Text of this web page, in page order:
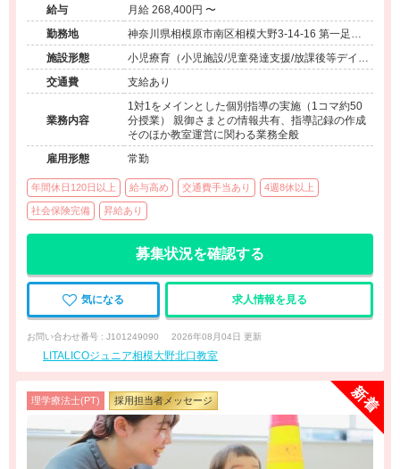
給与
月給 268,400円 〜
勤務地
神奈川県相模原市南区相模大野3-14-16 第一足立
ビル5F
施設形態
小児療育（小児施設/児童発達支援/放課後等デイサ
ービス）
交通費 支給あり
業務内容
1対1をメインとした個別指導の実施（1コマ約50
分授業） 親御さまとの情報共有、指導記録の作成
そのほか教室運営に関わる業務全般
雇用形態
常勤
年間休日120日以上 給与高め 交通費手当あり 4週8休以上
社会保険完備 昇給あり
募集状況を確認する
気になる 求人情報を見る
お問い合わせ番号 : J101249090 2026年08月04日 更新
LITALICOジュニア相模大野北口教室
理学療法士(PT) 採用担当者メッセージ